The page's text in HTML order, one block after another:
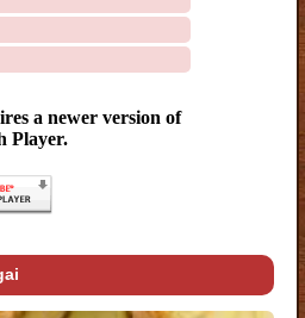
a newer version of
Player.